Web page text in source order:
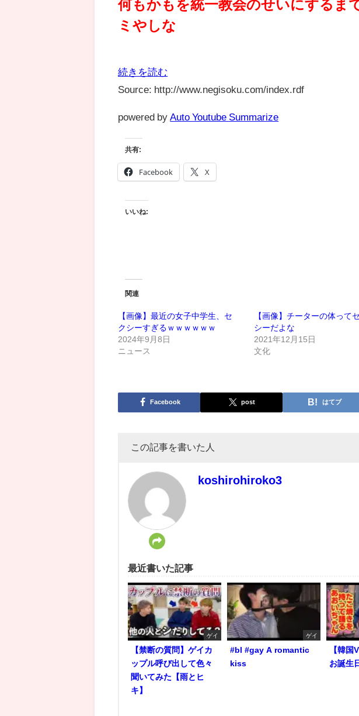
何もかもを統一教会のせいにするま
ミやしな
続きを読む
Source: http://www.negisoku.com/index.rdf
powered by Auto Youtube Summarize
共有:
Facebook X
いいね:
関連
【画像】最近の女子中学生、セ
クシーすぎるｗｗｗｗｗｗ
2024年9月8日
ニュース
【画像】チーターの体って
シーだよな
2021年12月15日
文化
Facebook post はてブ
この記事を書いた人
koshirohiroko3
最近書いた記事
ゲイ
【禁断の質問】ゲイカ
ップル呼び出して色々
聞いてみた【雨とヒ
キ】
ゲイ
#bl #gay A romantic
kiss
【韓国
お誕生